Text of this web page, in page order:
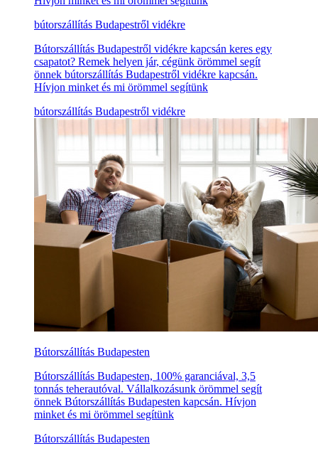
bútorszállítás Budapestről vidékre
Bútorszállítás Budapestről vidékre kapcsán keres egy
csapatot? Remek helyen jár, cégünk örömmel segít
önnek bútorszállítás Budapestről vidékre kapcsán.
Hívjon minket és mi örömmel segítünk
bútorszállítás Budapestről vidékre
Bútorszállítás Budapesten
Bútorszállítás Budapesten, 100% garanciával, 3,5
tonnás teherautóval. Vállalkozásunk örömmel segít
önnek Bútorszállítás Budapesten kapcsán. Hívjon
minket és mi örömmel segítünk
Bútorszállítás Budapesten